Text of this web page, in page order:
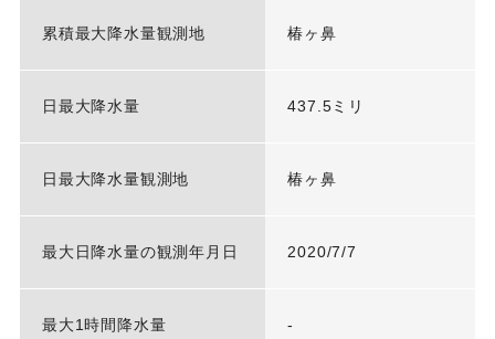
累積最大降水量観測地 椿ヶ鼻
日最大降水量 437.5ミリ
日最大降水量観測地 椿ヶ鼻
最大日降水量の観測年月日 2020/7/7
最大1時間降水量 -